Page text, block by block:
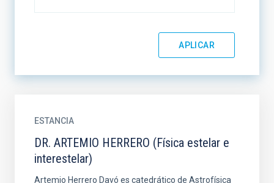
ESTANCIA
DR. ARTEMIO HERRERO (Física estelar e
interestelar)
Artemio Herrero Davó es catedrático de Astrofísica